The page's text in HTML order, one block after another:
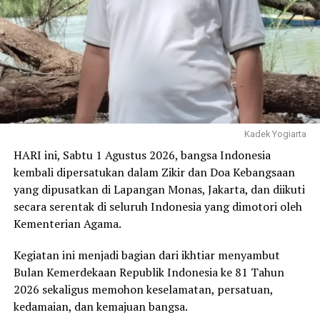
October 23, 2018
In "Rupa-rupa"
Forum ICYF-DC
October 26, 2018
In "KOMUNITAS"
Pengangguran di Dunia
Dibahas pada Forum OIC
October 24, 2018
In "Rupa-rupa"
RELATED TOPICS: #FORUM OIC #LATJINTA
#NOVAR
#PEKAT IB
#TURKI
UP NEXT
Lion Air JT-771 Delay, Ini Penyebabnya
Pecundangi Pers Konsel, JOIN Kendari FC Melenggang 16
Besar Liga Media
Kadek Yogiarta
HARI ini, Sabtu 1 Agustus 2026, bangsa Indonesia
kembali dipersatukan dalam Zikir dan Doa Kebangsaan
yang dipusatkan di Lapangan Monas, Jakarta, dan diikuti
secara serentak di seluruh Indonesia yang dimotori oleh
Kementerian Agama.
Kegiatan ini menjadi bagian dari ikhtiar menyambut
Bulan Kemerdekaan Republik Indonesia ke 81 Tahun
2026 sekaligus memohon keselamatan, persatuan,
kedamaian, dan kemajuan bangsa.